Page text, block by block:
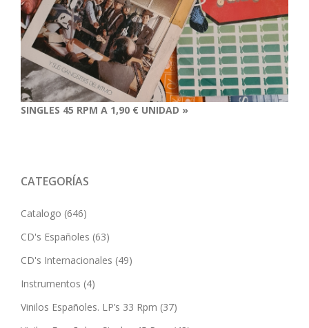
SINGLES 45 RPM A 1,90 € UNIDAD »
CATEGORÍAS
Catalogo (646)
CD's Españoles (63)
CD's Internacionales (49)
Instrumentos (4)
Vinilos Españoles. LP’s 33 Rpm (37)